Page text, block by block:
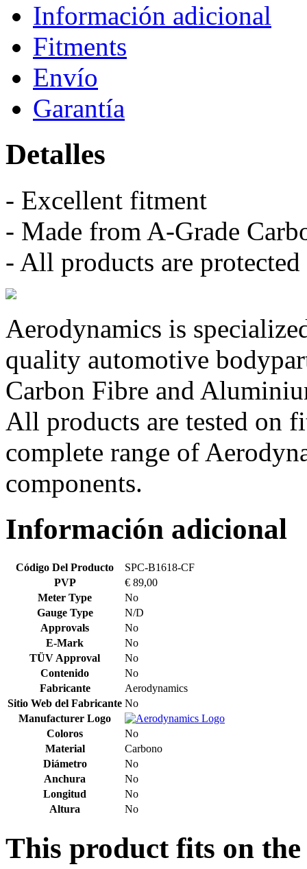
Información adicional
Fitments
Envío
Garantía
Detalles
- Excellent fitment
- Made from A-Grade
- All products are
Aerodynamics is
quality automotive
Carbon Fibre and
All products are tested on
complete range of
components.
Información adicional
Código Del Producto
SPC-B1618-CF
PVP
€ 89,00
Meter Type
No
Gauge Type
N/D
Approvals
No
E-Mark
No
TÜV Approval
No
Contenido
No
Fabricante
Aerodynamics
Sitio Web del Fabricante No
Manufacturer Logo
Coloros
No
Material
Carbono
Diámetro
No
Anchura
No
Longitud
No
Altura
No
This product fits on